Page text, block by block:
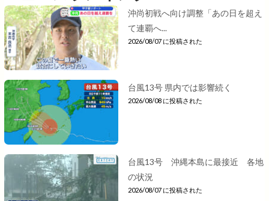
沖尚初戦へ向け調整「あの日を超え
て連覇へ...
2026/08/07 に投稿された
台風13号 県内では影響続く
2026/08/08 に投稿された
台風13号 沖縄本島に最接近 各地
の状況
2026/08/07 に投稿された